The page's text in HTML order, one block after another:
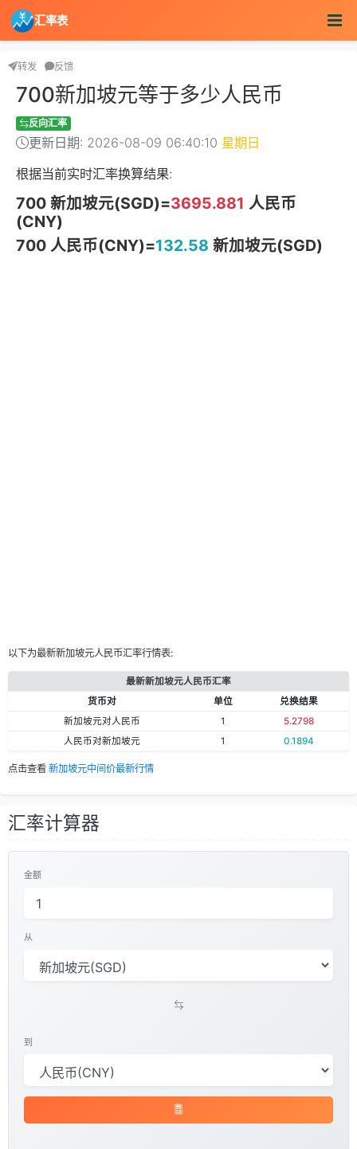
汇率表
转发 反馈
700新加坡元等于多少人民币
反向汇率
更新日期: 2026-08-09 06:40:10 星期日
根据当前实时汇率换算结果:
700 新加坡元(SGD)=3695.881 人民币
(CNY)
700 人民币(CNY)=132.58 新加坡元(SGD)
以下为最新新加坡元人民币汇率行情表:
最新新加坡元人民币汇率
货币对
单位
兑换结果
新加坡元对人民币
1
5.2798
人民币对新加坡元
1 0.1894
点击查看 新加坡元中间价最新行情
汇率计算器
金额
从
到